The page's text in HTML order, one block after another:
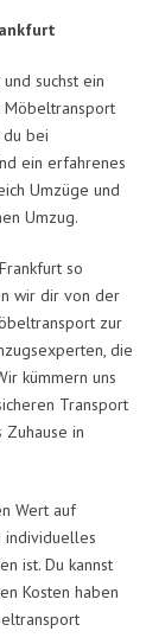
suchst ein
Möbeltransport
bei
ein erfahrenes
Umzüge und
Umzug.
so
wir dir von der
zur
die
kümmern uns
Transport
in
Wert auf
individuelles
ist. Du kannst
Kosten haben